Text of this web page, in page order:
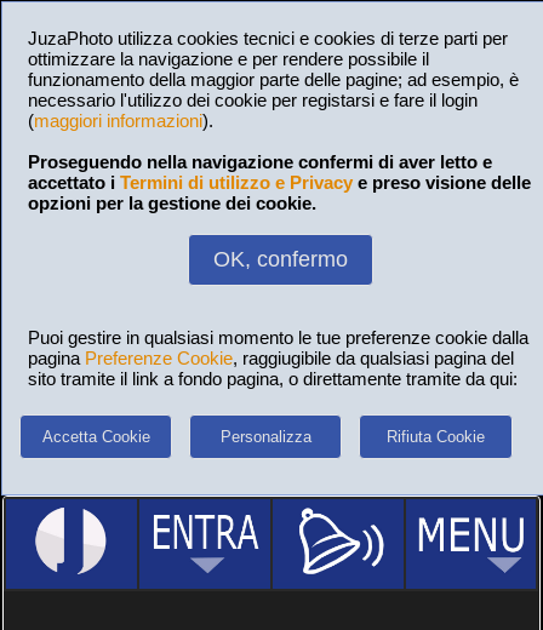
JuzaPhoto utilizza cookies tecnici e cookies di terze parti per
ottimizzare la navigazione e per rendere possibile il
funzionamento della maggior parte delle pagine; ad esempio, è
necessario l'utilizzo dei cookie per registarsi e fare il login
(maggiori informazioni).
Proseguendo nella navigazione confermi di aver letto e
accettato i Termini di utilizzo e Privacy e preso visione delle
opzioni per la gestione dei cookie.
OK, confermo
Puoi gestire in qualsiasi momento le tue preferenze cookie dalla
pagina Preferenze Cookie, raggiugibile da qualsiasi pagina del
sito tramite il link a fondo pagina, o direttamente tramite da qui:
Accetta Cookie Personalizza Rifiuta Cookie